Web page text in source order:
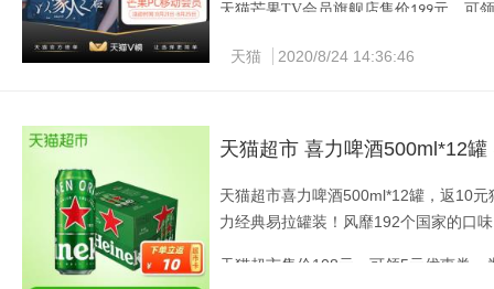
天猫曼妮芬棉质生活旗舰店售价99 元，
天猫芒果TV会员旗舰店售价199元，可领
天猫 2020/8/24 14:36:46
天猫超市 喜力啤酒500ml*12罐
天猫超市喜力啤酒500ml*12罐，返10
力经典易拉罐装！风靡192个国家的口
天猫超市售价108元，可领5元优惠券，